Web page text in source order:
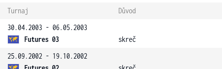
Turnaj
Důvod
30.04.2003 - 06.05.2003
Futures 03
skreč
25.09.2002 - 19.10.2002